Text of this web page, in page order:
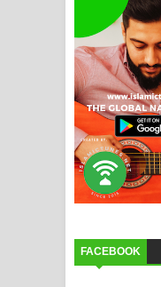
FACEBOOK